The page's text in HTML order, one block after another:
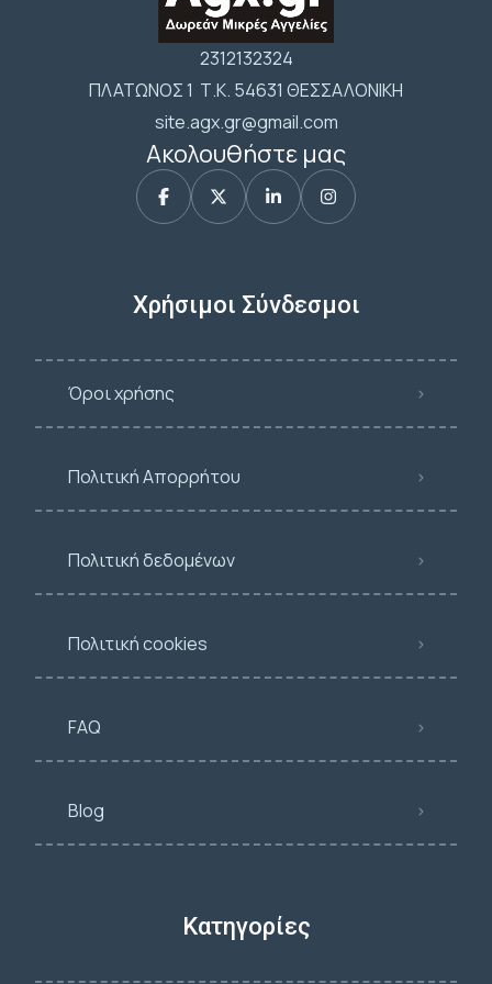
2312132324
ΠΛΑΤΩΝΟΣ 1 Τ.Κ. 54631 ΘΕΣΣΑΛΟΝΙΚΗ
site.agx.gr@gmail.com
Ακολουθήστε μας
Χρήσιμοι Σύνδεσμοι
Όροι χρήσης
Πολιτική Απορρήτου
Πολιτική δεδομένων
Πολιτική cookies
FAQ
Blog
Κατηγορίες